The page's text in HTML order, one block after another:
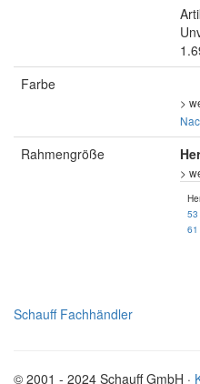
Farbe
>
Rahmengröße
>
53
61
Schauff Fachhändler
© 2001 - 2024 Schauff GmbH ·